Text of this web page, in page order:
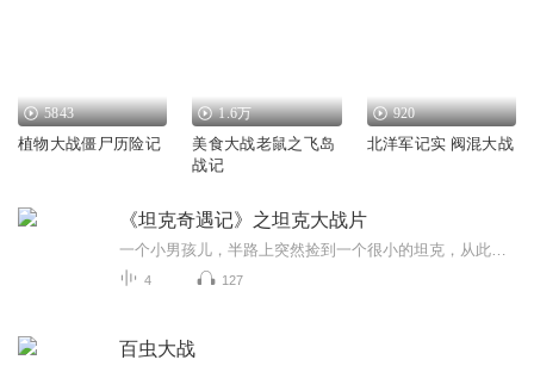
5843
植物大战僵尸历险记
1.6万
美食大战老鼠之飞岛
战记
920
北洋军记实 阀混大战
《坦克奇遇记》之坦克大战片
4 127
百虫大战